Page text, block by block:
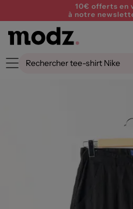
10€ offerts en
à notre